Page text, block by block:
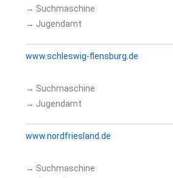
→ Suchmaschine
→ Jugendamt
www.schleswig-flensburg.de
→ Suchmaschine
→ Jugendamt
www.nordfriesland.de
→ Suchmaschine